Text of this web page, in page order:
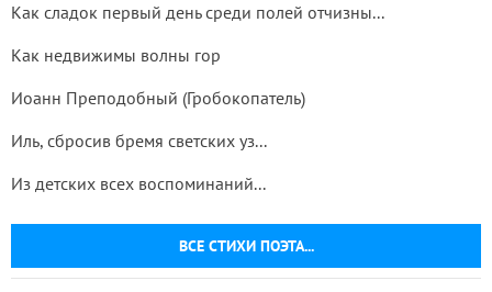
ВСЕ СТИХИ ПОЭТА...
Как сладок первый день среди полей отчизны...
Как недвижимы волны гор
Иоанн Преподобный (Гробокопатель)
Иль, сбросив бремя светских уз...
Из детских всех воспоминаний...